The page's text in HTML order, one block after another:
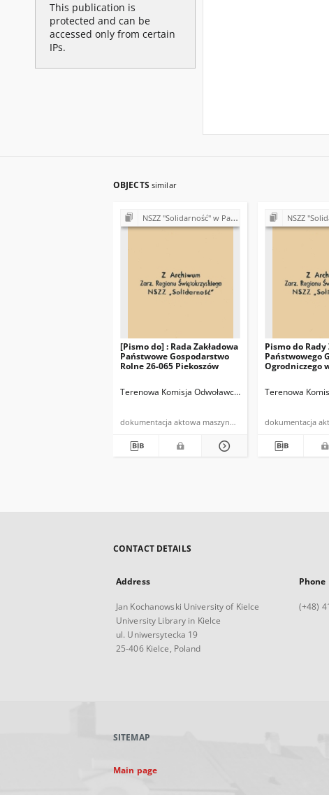
This publication is
protected and can be
accessed only from certain
IPs.
OBJECTS similar
NSZZ "Solidarność" w Państwowym Gospodarstwie Rolnym w Piekoszowie
[Pismo do] : Rada Zakładowa
Państwowe Gospodarstwo
Rolne 26-065 Piekoszów
Terenowa Komisja Odwoławcza Do Spraw Pracy
dokumentacja aktowa maszynopis
NSZZ "Solidarność" w Państwowym
Pismo do Rady
Państwowego
Ogrodniczego
Terenowa
CONTACT DETAILS
Address
Jan Kochanowski University of Kielce
University Library in Kielce
ul. Uniwersytecka 19
25-406 Kielce, Poland
Phone
(+48)
SITEMAP
Main page